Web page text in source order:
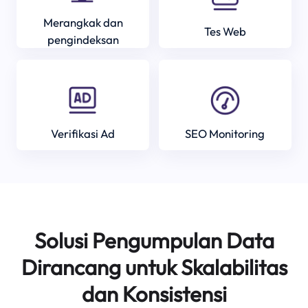
Merangkak dan
pengindeksan
Tes Web
Verifikasi Ad SEO Monitoring
Solusi Pengumpulan Data
Dirancang untuk Skalabilitas
dan Konsistensi